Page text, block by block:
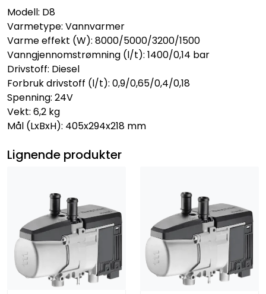
Modell: D8
Varmetype: Vannvarmer
Varme effekt (W): 8000/5000/3200/1500
Vanngjennomstrømning (l/t): 1400/0,14 bar
Drivstoff: Diesel
Forbruk drivstoff (l/t): 0,9/0,65/0,4/0,18
Spenning: 24V
Vekt: 6,2 kg
Mål (LxBxH): 405x294x218 mm
Lignende produkter